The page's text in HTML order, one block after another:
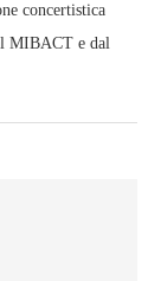
concertistica
MIBACT e dal